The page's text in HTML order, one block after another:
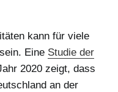
kann für viele
Eine Studie der
2020 zeigt, dass
an der